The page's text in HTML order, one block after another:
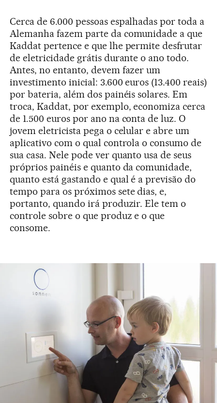
Cerca de 6.000 pessoas espalhadas por toda a
Alemanha fazem parte da comunidade a que
Kaddat pertence e que lhe permite desfrutar
de eletricidade grátis durante o ano todo.
Antes, no entanto, devem fazer um
investimento inicial: 3.600 euros (13.400 reais)
por bateria, além dos painéis solares. Em
troca, Kaddat, por exemplo, economiza cerca
de 1.500 euros por ano na conta de luz. O
jovem eletricista pega o celular e abre um
aplicativo com o qual controla o consumo de
sua casa. Nele pode ver quanto usa de seus
próprios painéis e quanto da comunidade,
quanto está gastando e qual é a previsão do
tempo para os próximos sete dias, e,
portanto, quando irá produzir. Ele tem o
controle sobre o que produz e o que
consome.